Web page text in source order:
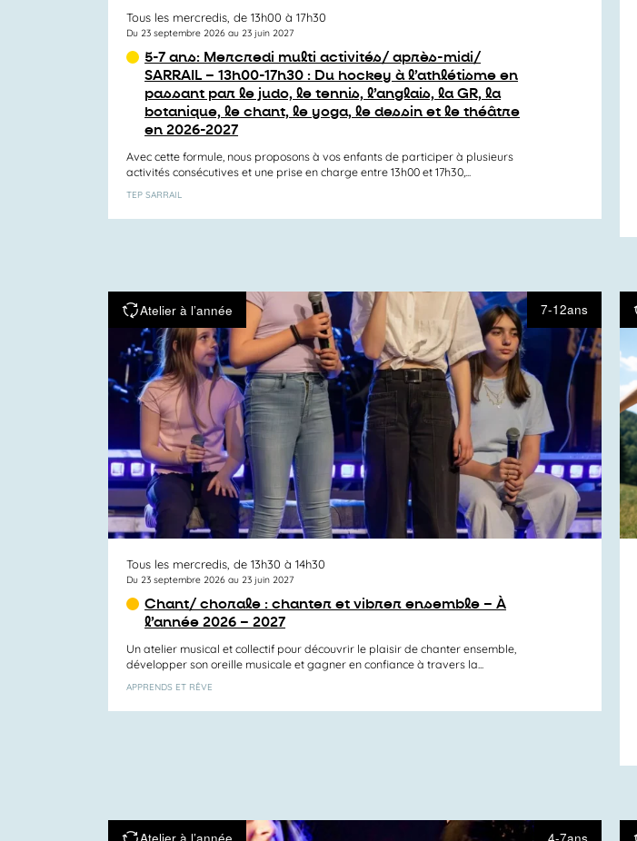
Tous les mercredis, de 13h00 à 17h30
Du 23 septembre 2026 au 23 juin 2027
5-7 ans: Mercredi multi activités/ après-midi/
SARRAIL – 13h00-17h30 : Du hockey à l’athlétisme en
passant par le judo, le tennis, l’anglais, la GR, la
botanique, le chant, le yoga, le dessin et le théâtre
en 2026-2027
Avec cette formule, nous proposons à vos enfants de participer à plusieurs
activités consécutives et une prise en charge entre 13h00 et 17h30,...
TEP SARRAIL
Atelier à l’année 7-12ans
Tous les mercredis, de 13h30 à 14h30
Du 23 septembre 2026 au 23 juin 2027
Chant/ chorale : chanter et vibrer ensemble – À
l’année 2026 – 2027
Un atelier musical et collectif pour découvrir le plaisir de chanter ensemble,
développer son oreille musicale et gagner en confiance à travers la...
APPRENDS ET RÊVE
4-7ans